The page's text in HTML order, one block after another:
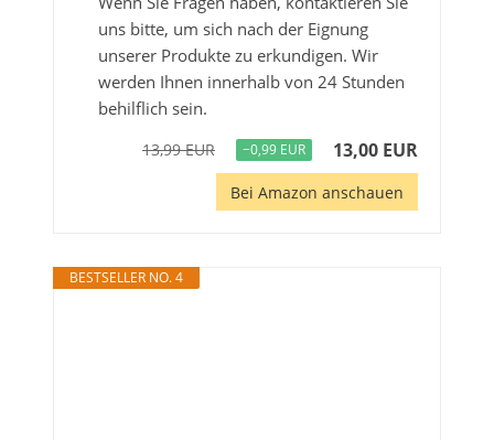
uns bitte, um sich nach der Eignung
unserer Produkte zu erkundigen. Wir
werden Ihnen innerhalb von 24 Stunden
behilflich sein.
13,99 EUR −0,99 EUR 13,00 EUR
Bei Amazon anschauen
BESTSELLER NO. 4